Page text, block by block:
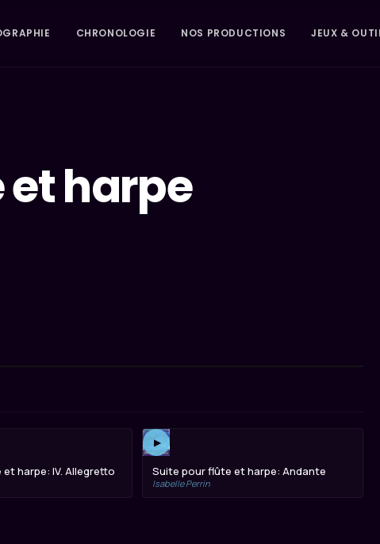
CHRONOLOGIE NOS PRODUCTIONS JEUX &
et harpe
harpe: IV. Allegretto
▶
Suite pour flûte et harpe: Andante
Isabelle Perrin